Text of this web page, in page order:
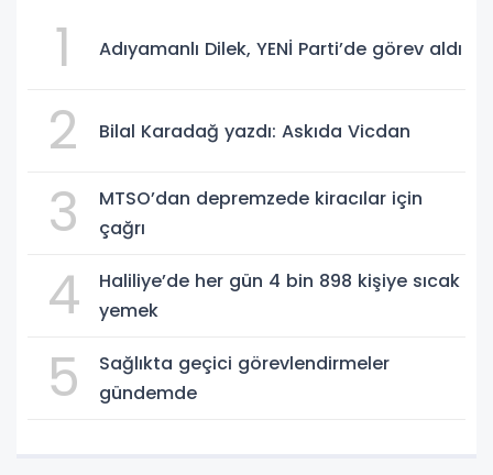
1 Adıyamanlı Dilek, YENİ Parti’de görev aldı
2 Bilal Karadağ yazdı: Askıda Vicdan
3
MTSO’dan depremzede kiracılar için
çağrı
4
Haliliye’de her gün 4 bin 898 kişiye sıcak
yemek
5
Sağlıkta geçici görevlendirmeler
gündemde